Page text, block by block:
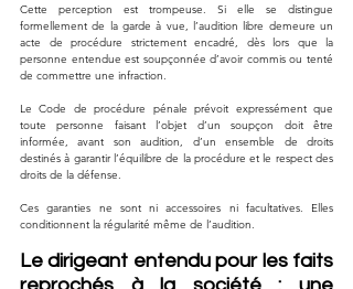
Cette perception est trompeuse. Si elle se distingue
formellement de la garde à vue, l’audition libre demeure un
acte de procédure strictement encadré, dès lors que la
personne entendue est soupçonnée d’avoir commis ou tenté
de commettre une infraction.
Le Code de procédure pénale prévoit expressément que
toute personne faisant l’objet d’un soupçon doit être
informée, avant son audition, d’un ensemble de droits
destinés à garantir l’équilibre de la procédure et le respect des
droits de la défense.
Ces garanties ne sont ni accessoires ni facultatives. Elles
conditionnent la régularité même de l’audition.
Le dirigeant entendu pour les faits